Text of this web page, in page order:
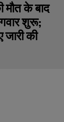
मौत के बाद
शुरू;
जारी की